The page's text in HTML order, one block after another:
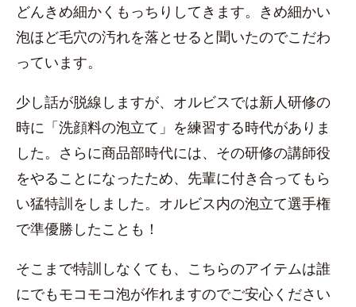
どんきめ細かくもっちりしてきます。きめ細かい
泡ほど毛穴の汚れを落とせると聞いたのでこだわ
っています。
少し話が脱線しますが、オルビスでは新人研修の
時に「洗顔料の泡立て」を練習する時代がありま
した。さらに商品部時代には、その研修の講師役
をやることになったため、先輩に付き合ってもら
い猛特訓をしました。オルビス内の泡立て選手権
で準優勝したことも！
そこまで特訓しなくても、こちらのアイテムは誰
にでもモコモコ泡が作れますのでご安心ください